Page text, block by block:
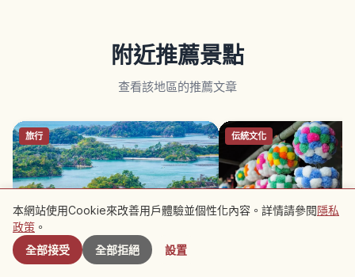
附近推薦景點
查看該地區的推薦文章
旅行
宮城松島｜日本三景海灣小島與遊船
伝統文化
附近景點
本網站使用Cookie來改善用戶體驗並個性化內容。詳情請參閱隱私
政策 。
全部接受
全部拒絕 設置